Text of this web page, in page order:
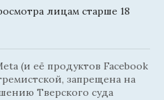
лицам старше 18
(и её продуктов Facebook
запрещена на
Тверского суда